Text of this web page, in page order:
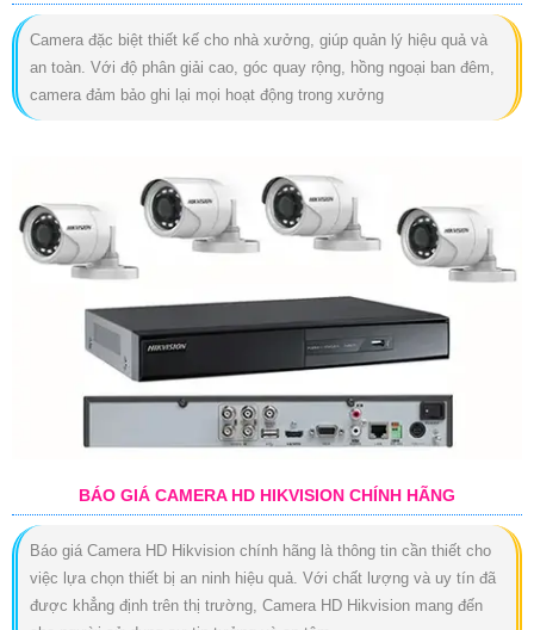
Camera đặc biệt thiết kế cho nhà xưởng, giúp quản lý hiệu quả và
an toàn. Với độ phân giải cao, góc quay rộng, hồng ngoại ban đêm,
camera đảm bảo ghi lại mọi hoạt động trong xưởng
BÁO GIÁ CAMERA HD HIKVISION CHÍNH HÃNG
Báo giá Camera HD Hikvision chính hãng là thông tin cần thiết cho
việc lựa chọn thiết bị an ninh hiệu quả. Với chất lượng và uy tín đã
được khẳng định trên thị trường, Camera HD Hikvision mang đến